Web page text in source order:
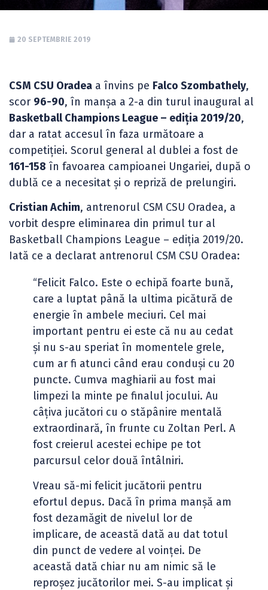
20 SEPTEMBRIE 2019
CSM CSU Oradea a învins pe Falco Szombathely,
scor 96-90, în manșa a 2-a din turul inaugural al
Basketball Champions League – ediția 2019/20,
dar a ratat accesul în faza următoare a
competiției. Scorul general al dublei a fost de
161-158 în favoarea campioanei Ungariei, după o
dublă ce a necesitat și o repriză de prelungiri.
Cristian Achim, antrenorul CSM CSU Oradea, a
vorbit despre eliminarea din primul tur al
Basketball Champions League – ediția 2019/20.
Iată ce a declarat antrenorul CSM CSU Oradea:
“Felicit Falco. Este o echipă foarte bună,
care a luptat până la ultima picătură de
energie în ambele meciuri. Cel mai
important pentru ei este că nu au cedat
și nu s-au speriat în momentele grele,
cum ar fi atunci când erau conduși cu 20
puncte. Cumva maghiarii au fost mai
limpezi la minte pe finalul jocului. Au
câțiva jucători cu o stăpânire mentală
extraordinară, în frunte cu Zoltan Perl. A
fost creierul acestei echipe pe tot
parcursul celor două întâlniri.
Vreau să-mi felicit jucătorii pentru
efortul depus. Dacă în prima manșă am
fost dezamăgit de nivelul lor de
implicare, de această dată au dat totul
din punct de vedere al voinței. De
această dată chiar nu am nimic să le
reproșez jucătorilor mei. S-au implicat și